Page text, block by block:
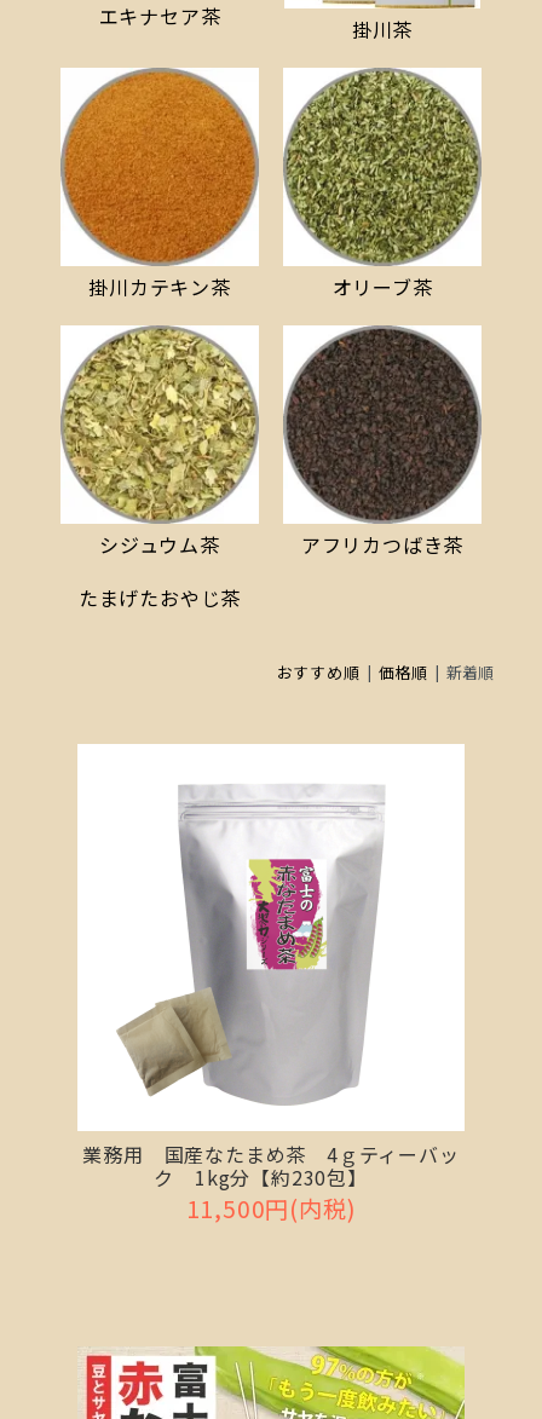
エキナセア茶 掛川茶
掛川カテキン茶 オリーブ茶
シジュウム茶
アフリカつばき茶
たまげたおやじ茶
おすすめ順 | 価格順 | 新着順
業務用 国産なたまめ茶 4ｇティーバッ
ク 1kg分【約230包】
11,500円(内税)